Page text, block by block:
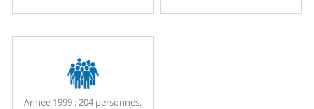
Année 1999 :204 personnes.